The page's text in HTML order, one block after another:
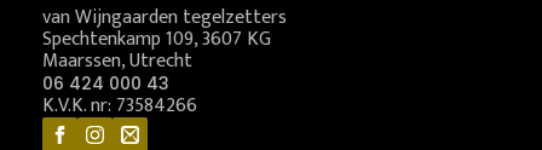
van Wijngaarden tegelzetters
Spechtenkamp 109, 3607 KG
Maarssen, Utrecht
06 424 000 43
K.V.K. nr: 73584266